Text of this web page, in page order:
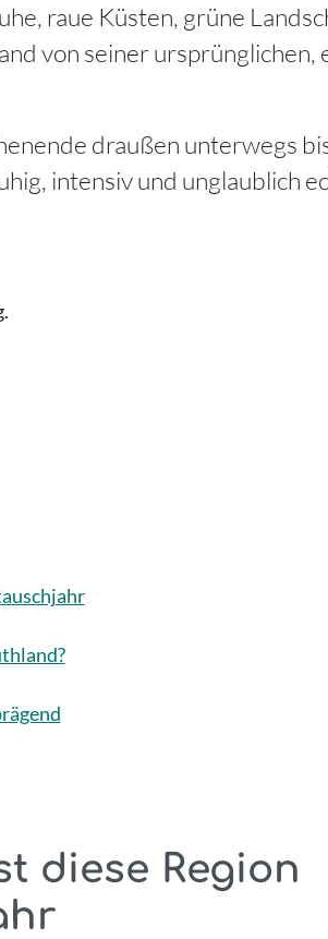
raue Küsten, grüne
von seiner ursprünglichen,
draußen unterwegs
intensiv und unglaublich
diese Region